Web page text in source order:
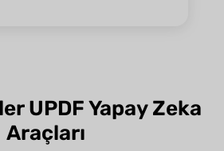
UPDF Yapay Zeka
Araçları